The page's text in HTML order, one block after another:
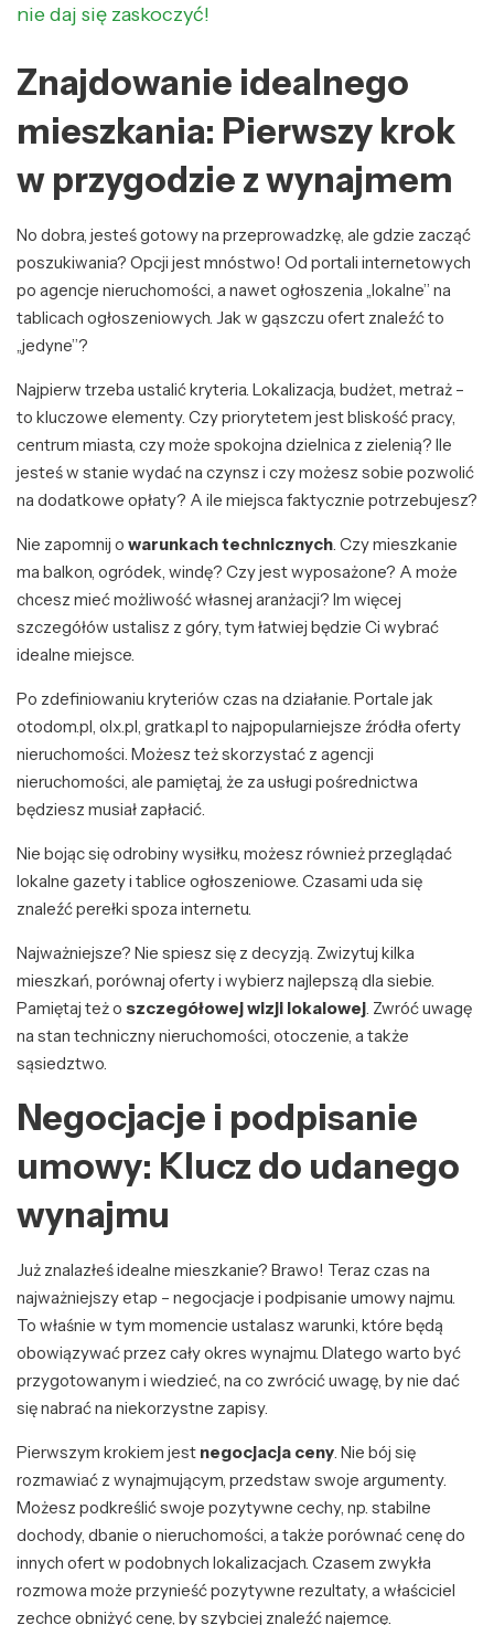
nie daj się zaskoczyć!
Znajdowanie idealnego
mieszkania: Pierwszy krok
w przygodzie z wynajmem
No dobra, jesteś gotowy na przeprowadzkę, ale gdzie zacząć
poszukiwania? Opcji jest mnóstwo! Od portali internetowych
po agencje nieruchomości, a nawet ogłoszenia „lokalne” na
tablicach ogłoszeniowych. Jak w gąszczu ofert znaleźć to
„jedyne”?
Najpierw trzeba ustalić kryteria. Lokalizacja, budżet, metraż –
to kluczowe elementy. Czy priorytetem jest bliskość pracy,
centrum miasta, czy może spokojna dzielnica z zielenią? Ile
jesteś w stanie wydać na czynsz i czy możesz sobie pozwolić
na dodatkowe opłaty? A ile miejsca faktycznie potrzebujesz?
Nie zapomnij o warunkach technicznych. Czy mieszkanie
ma balkon, ogródek, windę? Czy jest wyposażone? A może
chcesz mieć możliwość własnej aranżacji? Im więcej
szczegółów ustalisz z góry, tym łatwiej będzie Ci wybrać
idealne miejsce.
Po zdefiniowaniu kryteriów czas na działanie. Portale jak
otodom.pl, olx.pl, gratka.pl to najpopularniejsze źródła oferty
nieruchomości. Możesz też skorzystać z agencji
nieruchomości, ale pamiętaj, że za usługi pośrednictwa
będziesz musiał zapłacić.
Nie bojąc się odrobiny wysiłku, możesz również przeglądać
lokalne gazety i tablice ogłoszeniowe. Czasami uda się
znaleźć perełki spoza internetu.
Najważniejsze? Nie spiesz się z decyzją. Zwizytuj kilka
mieszkań, porównaj oferty i wybierz najlepszą dla siebie.
Pamiętaj też o szczegółowej wizji lokalowej. Zwróć uwagę
na stan techniczny nieruchomości, otoczenie, a także
sąsiedztwo.
Negocjacje i podpisanie
umowy: Klucz do udanego
wynajmu
Już znalazłeś idealne mieszkanie? Brawo! Teraz czas na
najważniejszy etap – negocjacje i podpisanie umowy najmu.
To właśnie w tym momencie ustalasz warunki, które będą
obowiązywać przez cały okres wynajmu. Dlatego warto być
przygotowanym i wiedzieć, na co zwrócić uwagę, by nie dać
się nabrać na niekorzystne zapisy.
Pierwszym krokiem jest negocjacja ceny. Nie bój się
rozmawiać z wynajmującym, przedstaw swoje argumenty.
Możesz podkreślić swoje pozytywne cechy, np. stabilne
dochody, dbanie o nieruchomości, a także porównać cenę do
innych ofert w podobnych lokalizacjach. Czasem zwykła
rozmowa może przynieść pozytywne rezultaty, a właściciel
zechce obniżyć cenę, by szybciej znaleźć najemcę.